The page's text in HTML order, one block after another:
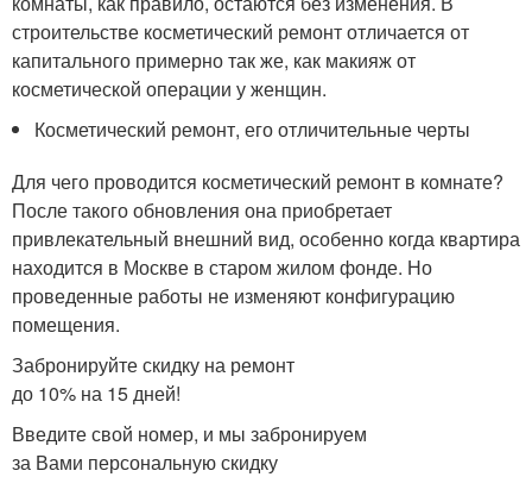
строительстве косметический ремонт отличается от
капитального примерно так же, как макияж от
косметической операции у женщин.
Косметический ремонт, его отличительные черты
Для чего проводится косметический ремонт в комнате?
После такого обновления она приобретает
привлекательный внешний вид, особенно когда квартира
находится в Москве в старом жилом фонде. Но
проведенные работы не изменяют конфигурацию
помещения.
Забронируйте скидку на ремонт
до 10% на 15 дней!
Введите свой номер, и мы забронируем
за Вами персональную скидку